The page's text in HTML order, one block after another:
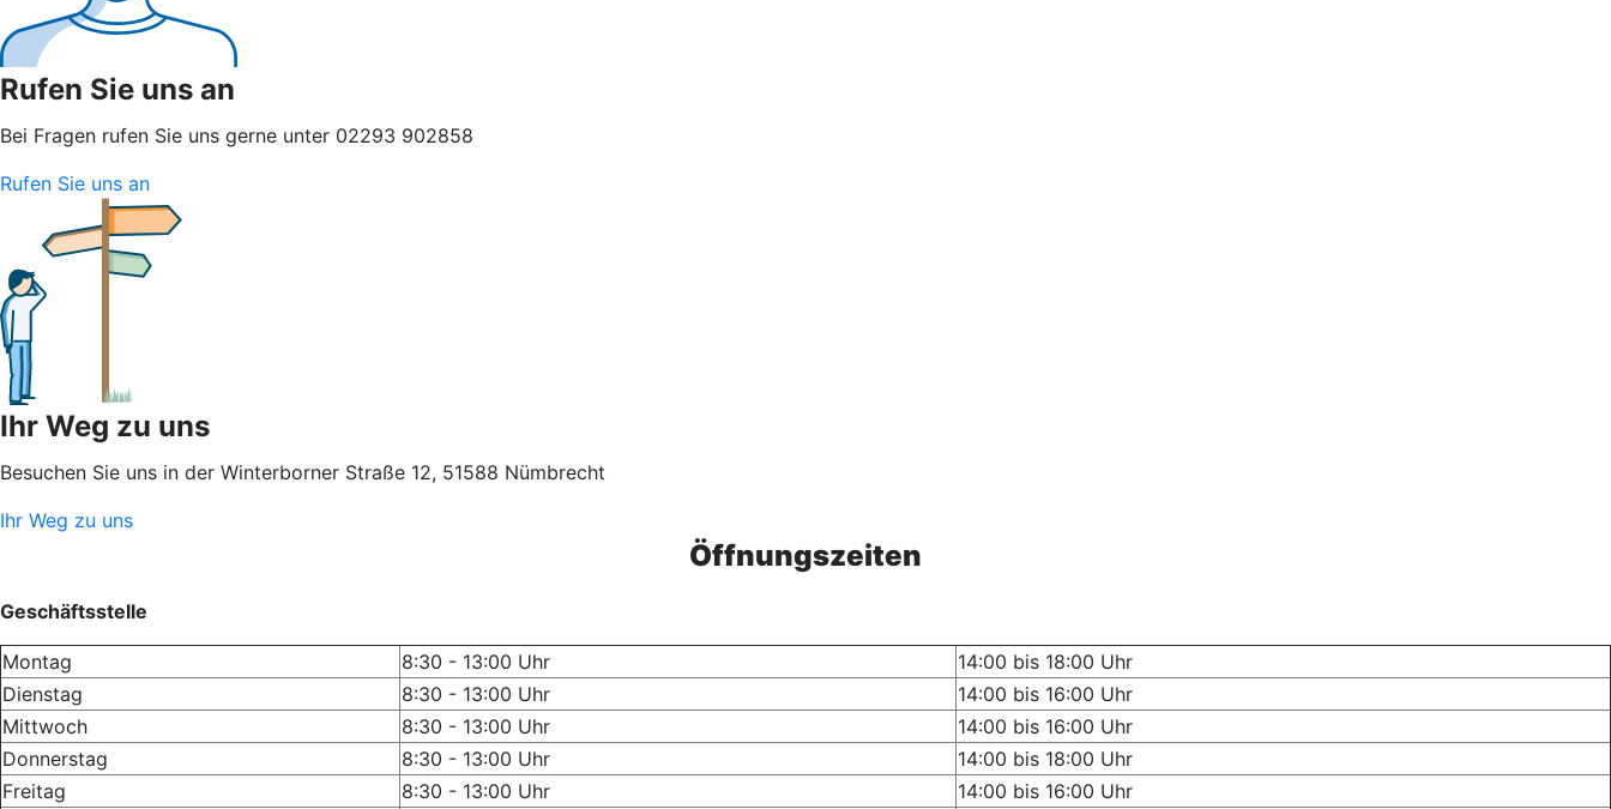
Rufen Sie uns an
Bei Fragen rufen Sie uns gerne unter 02293 902858
Rufen Sie uns an
Ihr Weg zu uns
Besuchen Sie uns in der Winterborner Straße 12, 51588 Nümbrecht
Ihr Weg zu uns
Öffnungszeiten
Geschäftsstelle
Montag 8:30 - 13:00 Uhr
14:00 bis 18:00 Uhr
Dienstag
8:30 - 13:00 Uhr
14:00 bis 16:00 Uhr
Mittwoch
8:30 - 13:00 Uhr
14:00 bis 16:00 Uhr
Donnerstag
8:30 - 13:00 Uhr
14:00 bis 18:00 Uhr
Freitag
8:30 - 13:00 Uhr
14:00 bis 16:00 Uhr